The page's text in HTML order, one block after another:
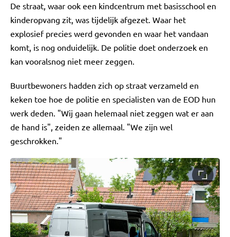
De straat, waar ook een kindcentrum met basisschool en
kinderopvang zit, was tijdelijk afgezet. Waar het
explosief precies werd gevonden en waar het vandaan
komt, is nog onduidelijk. De politie doet onderzoek en
kan vooralsnog niet meer zeggen.
Buurtbewoners hadden zich op straat verzameld en
keken toe hoe de politie en specialisten van de EOD hun
werk deden. "Wij gaan helemaal niet zeggen wat er aan
de hand is", zeiden ze allemaal. "We zijn wel
geschrokken."